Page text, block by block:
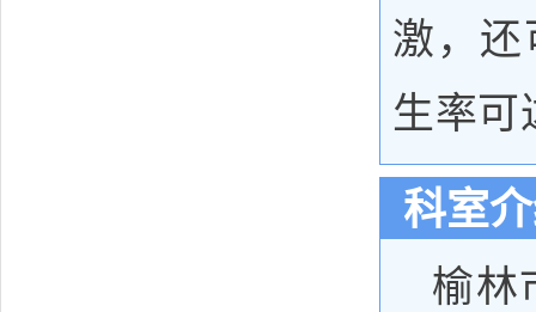
激，还
生率可
科室
榆林